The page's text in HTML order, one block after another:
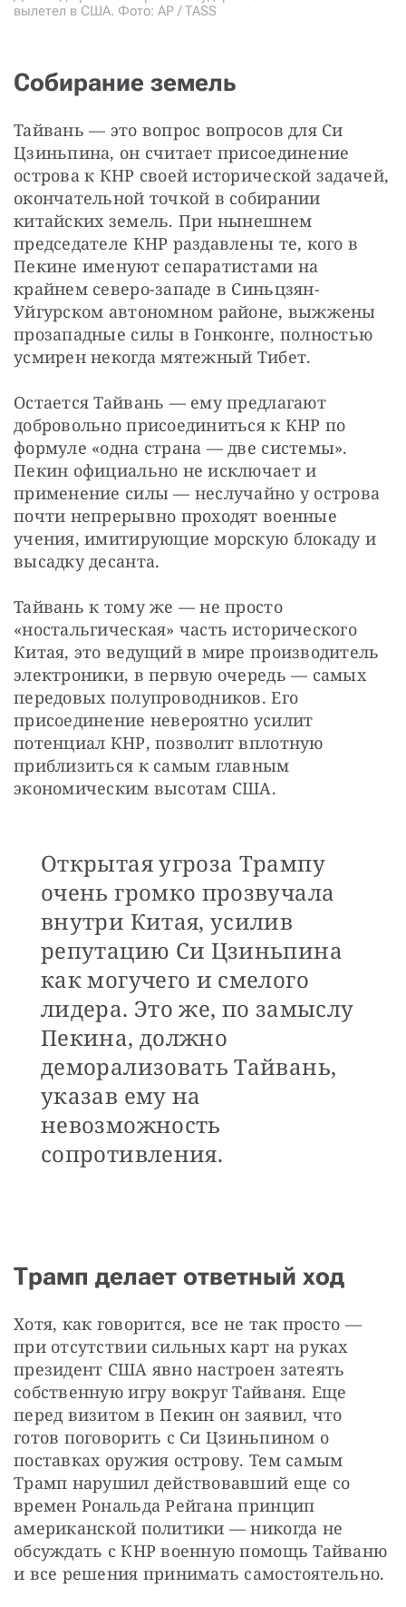
вылетел в США. Фото: AP / TASS
Собирание земель
Тайвань — это вопрос вопросов для Си
Цзиньпина, он считает присоединение
острова к КНР своей исторической задачей,
окончательной точкой в собирании
китайских земель. При нынешнем
председателе КНР раздавлены те, кого в
Пекине именуют сепаратистами на
крайнем северо-западе в Синьцзян-
Уйгурском автономном районе, выжжены
прозападные силы в Гонконге, полностью
усмирен некогда мятежный Тибет.
Остается Тайвань — ему предлагают
добровольно присоединиться к КНР по
формуле «одна страна — две системы».
Пекин официально не исключает и
применение силы — неслучайно у острова
почти непрерывно проходят военные
учения, имитирующие морскую блокаду и
высадку десанта.
Тайвань к тому же — не просто
«ностальгическая» часть исторического
Китая, это ведущий в мире производитель
электроники, в первую очередь — самых
передовых полупроводников. Его
присоединение невероятно усилит
потенциал КНР, позволит вплотную
приблизиться к самым главным
экономическим высотам США.
Открытая угроза Трампу
очень громко прозвучала
внутри Китая, усилив
репутацию Си Цзиньпина
как могучего и смелого
лидера. Это же, по замыслу
Пекина, должно
деморализовать Тайвань,
указав ему на
невозможность
сопротивления.
Трамп делает ответный ход
Хотя, как говорится, все не так просто —
при отсутствии сильных карт на руках
президент США явно настроен затеять
собственную игру вокруг Тайваня. Еще
перед визитом в Пекин он заявил, что
готов поговорить с Си Цзиньпином о
поставках оружия острову. Тем самым
Трамп нарушил действовавший еще со
времен Рональда Рейгана принцип
американской политики — никогда не
обсуждать с КНР военную помощь Тайваню
и все решения принимать самостоятельно.